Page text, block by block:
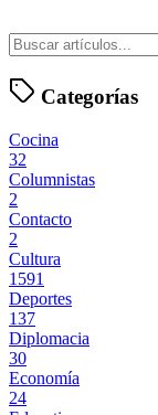
Categorías
Cocina
32
Columnistas
2
Contacto
2
Cultura
1591
Deportes
137
Diplomacia
30
Economía
24